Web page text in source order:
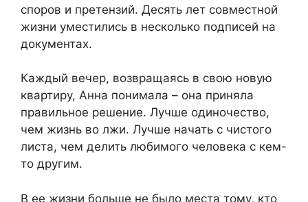
споров и претензий. Десять лет совместной
жизни уместились в несколько подписей на
документах.
Каждый вечер, возвращаясь в свою новую
квартиру, Анна понимала – она приняла
правильное решение. Лучше одиночество,
чем жизнь во лжи. Лучше начать с чистого
листа, чем делить любимого человека с кем-
то другим.
В ее жизни больше не было места тому, кто